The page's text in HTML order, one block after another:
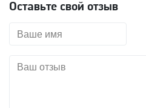
Оставьте свой отзыв